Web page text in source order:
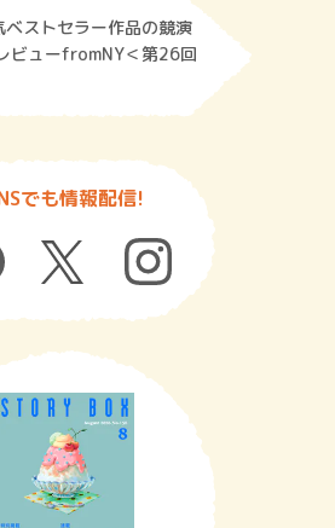
ベストセラー作品の競演
ビューfromNY＜第26回
でも情報配信!